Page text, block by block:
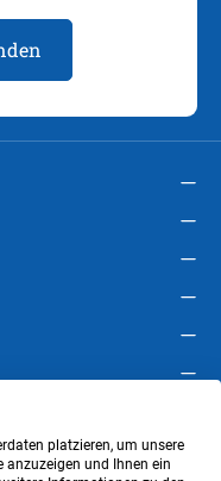
platzieren, um unsere
anzuzeigen und Ihnen ein